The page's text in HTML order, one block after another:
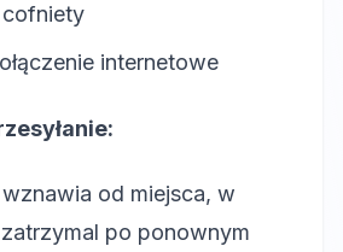
internetowe
wznawia od miejsca, w
po ponownym